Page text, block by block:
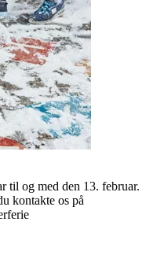
til og med den 13. februar.
kontakte os på